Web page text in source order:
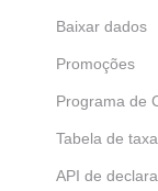
Baixar dados
Promoções
Programa de
Tabela de
API de